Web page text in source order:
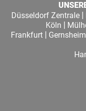
Düsseldorf Zentrale|
Köln |
Frankfurt | Gernsheim